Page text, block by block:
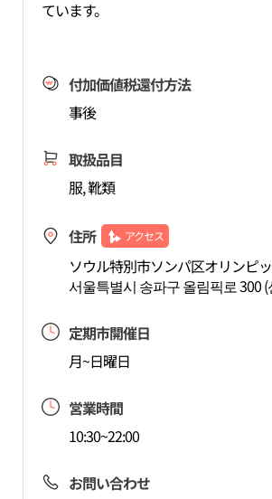
ています。
付加価値税還付方法
事後
取扱品目
服, 靴類
住所 アクセス
ソウル特別市ソンパ区オリンピ
서울특별시 송파구 올림픽로 300
定期市開催日
月~日曜日
営業時間
10:30~22:00
お問い合わせ